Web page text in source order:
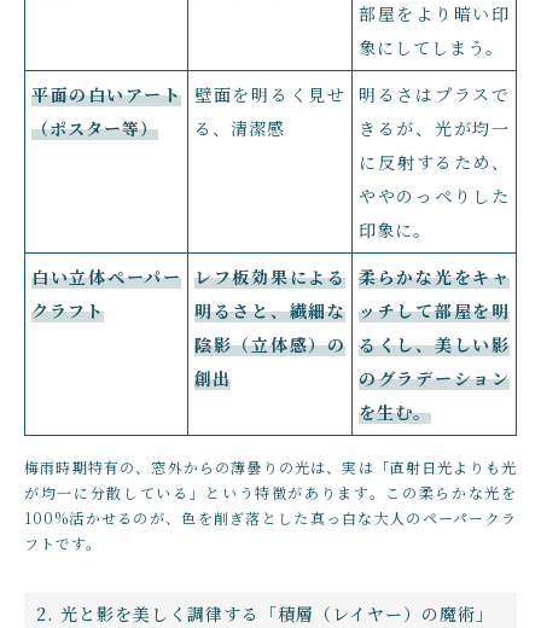
部屋をより暗い印
象にしてしまう。
平面の白いアート
（ポスター等）
壁面を明るく見せ
る、清潔感
明るさはプラスで
きるが、光が均一
に反射するため、
ややのっぺりした
印象に。
白い立体ペーパー
クラフト
レフ板効果による
明るさと、繊細な
陰影（立体感）の
創出
柔らかな光をキャ
ッチして部屋を明
るくし、美しい影
のグラデーション
を生む。
梅雨時期特有の、窓外からの薄曇りの光は、実は「直射日光よりも光
が均一に分散している」という特徴があります。この柔らかな光を
100%活かせるのが、色を削ぎ落とした真っ白な大人のペーパークラ
フトです。
2. 光と影を美しく調律する「積層（レイヤー）の魔術」